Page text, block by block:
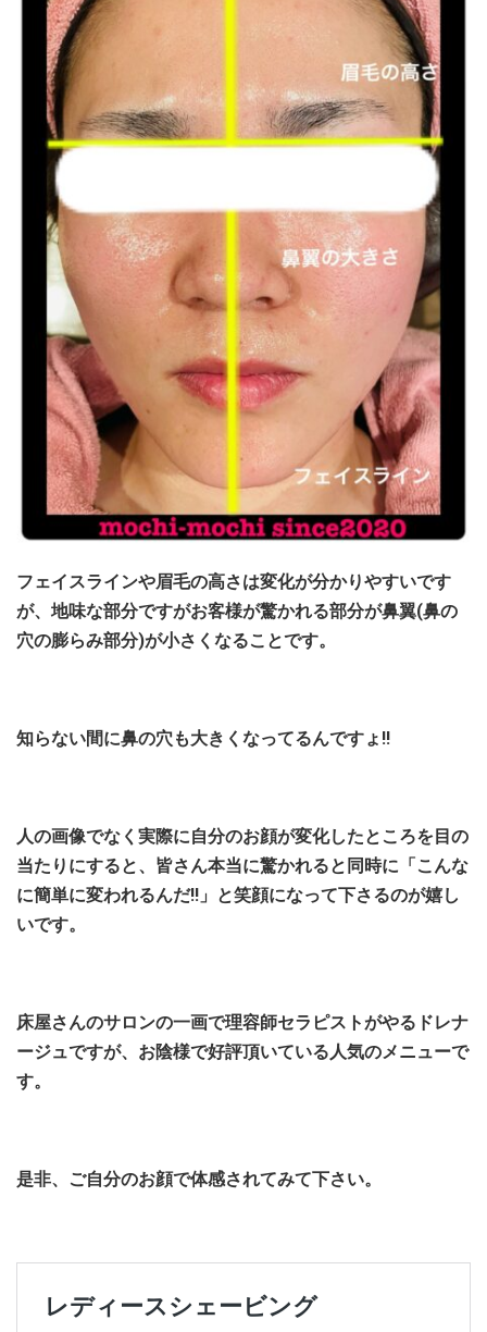
フェイスラインや眉毛の高さは変化が分かりやすいです
が、地味な部分ですがお客様が驚かれる部分が鼻翼(鼻の
穴の膨らみ部分)が小さくなることです。
知らない間に鼻の穴も大きくなってるんですょ!!
人の画像でなく実際に自分のお顔が変化したところを目の
当たりにすると、皆さん本当に驚かれると同時に「こんな
に簡単に変われるんだ!!」と笑顔になって下さるのが嬉し
いです。
床屋さんのサロンの一画で理容師セラピストがやるドレナ
ージュですが、お陰様で好評頂いている人気のメニューで
す。
是非、ご自分のお顔で体感されてみて下さい。